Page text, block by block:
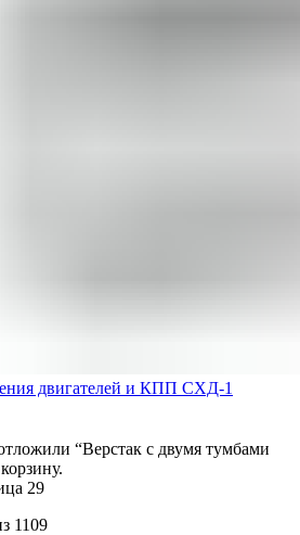
двигателей и КПП СХД-1
“Верстак с двумя тумбами
29
1109